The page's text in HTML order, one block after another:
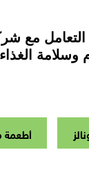
مع
وسلامة
أطعمة